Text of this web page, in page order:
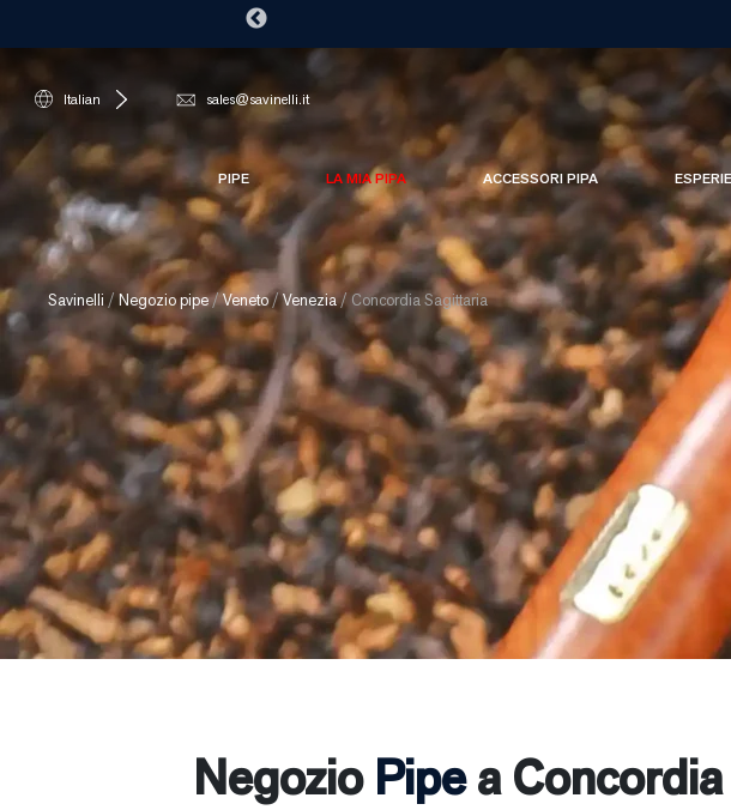
Italian sales@savinelli.it
PIPE LA MIA PIPA ACCESSORI PIPA
Savinelli / Negozio pipe/Veneto/Venezia/Concordia Sagittaria
Negozio Pipea